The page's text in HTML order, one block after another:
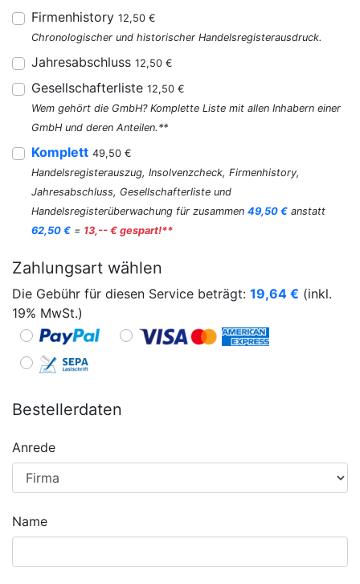
Firmenhistory 12,50 €
Chronologischer und historischer Handelsregisterausdruck.
Jahresabschluss 12,50 €
Gesellschafterliste 12,50 €
Wem gehört die GmbH? Komplette Liste mit allen Inhabern einer
GmbH und deren Anteilen.**
Komplett 49,50 €
Handelsregisterauszug, Insolvenzcheck, Firmenhistory,
Jahresabschluss, Gesellschafterliste und
Handelsregisterüberwachung für zusammen 49,50 € anstatt
62,50 € = 13,-- € gespart!**
Zahlungsart wählen
Die Gebühr für diesen Service beträgt: 19,64 € (inkl.
19% MwSt.)
Bestellerdaten
Anrede
Name